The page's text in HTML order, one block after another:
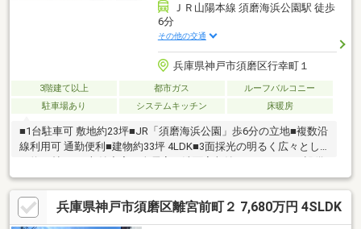
ＪＲ山陽本線 須磨海浜公園駅 徒歩
6分
その他の交通
兵庫県神戸市須磨区行幸町１
3階建て以上 都市ガス
ルーフバルコニー
駐車場あり
システムキッチン 床暖房
■1台駐車可 敷地約23坪■JR「須磨海浜公園」歩6分の立地■複数沿
線利用可 通勤便利■建物約33坪 4LDK■3面採光の明るく広々とし
た約18帖LDK■収納充実！全居室・洗面室収納、パントリー■設備
充実！床暖房、浴室乾燥機、食洗器など■外からの視線が気にな
りにくい2階リビング設計■生活動線良好！お手洗い×2ヶ所■風通
しの良い2・3階ダブルバルコニー■モニタ付インターホン、宅配
ボックス有■小学校、スーパー、病院が徒歩10分圏内◎フラット
兵庫県神戸市須磨区離宮前町２ 7,680万円 4SLDK